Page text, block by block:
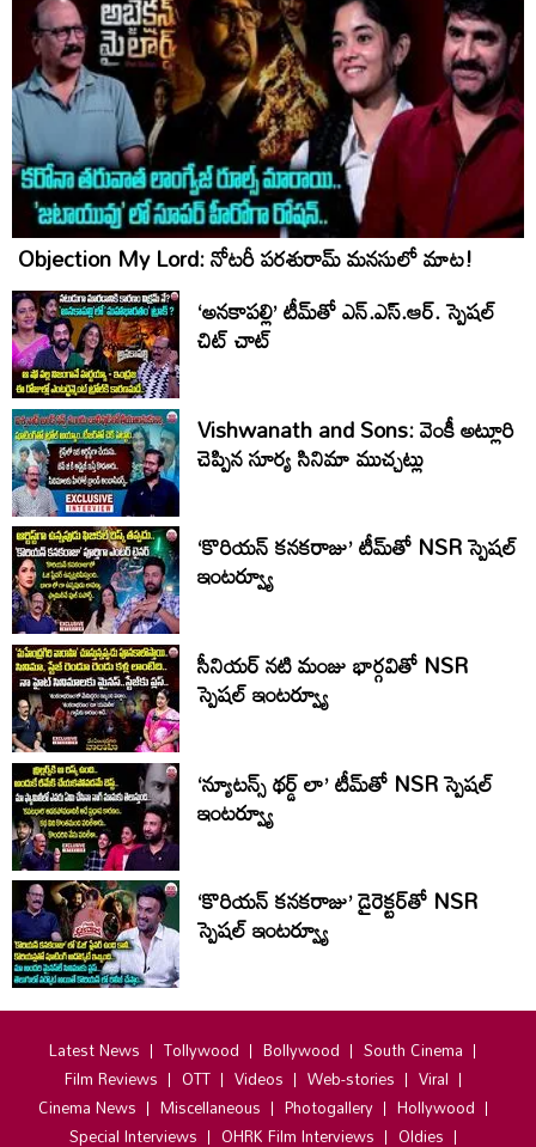
Objection My Lord: నోటరీ పరశురామ్‌ మనసులో మాట!
‘అనకాపల్లి’ టీమ్‌తో ఎన్.ఎస్.ఆర్. స్పెషల్
చిట్ చాట్
Vishwanath and Sons: వెంకీ అట్లూరి
చెప్పిన సూర్య సినిమా ముచ్చట్లు
‘కొరియన్ కనకరాజు’ టీమ్‌తో NSR స్పెషల్
ఇంటర్వ్యూ
సీనియర్ నటి మంజు భార్గవితో NSR
స్పెషల్ ఇంటర్వ్యూ
‘న్యూటన్స్ థర్డ్ లా’ టీమ్‌తో NSR స్పెషల్
ఇంటర్వ్యూ
‘కొరియన్ కనకరాజు’ డైరెక్టర్‌తో NSR
స్పెషల్ ఇంటర్వ్యూ
Latest News Tollywood Bollywood
South Cinema
Film Reviews
OTT Videos Web-stories
Viral
Cinema News
Miscellaneous Photogallery
Hollywood
Special Interviews
OHRK Film Interviews Oldies